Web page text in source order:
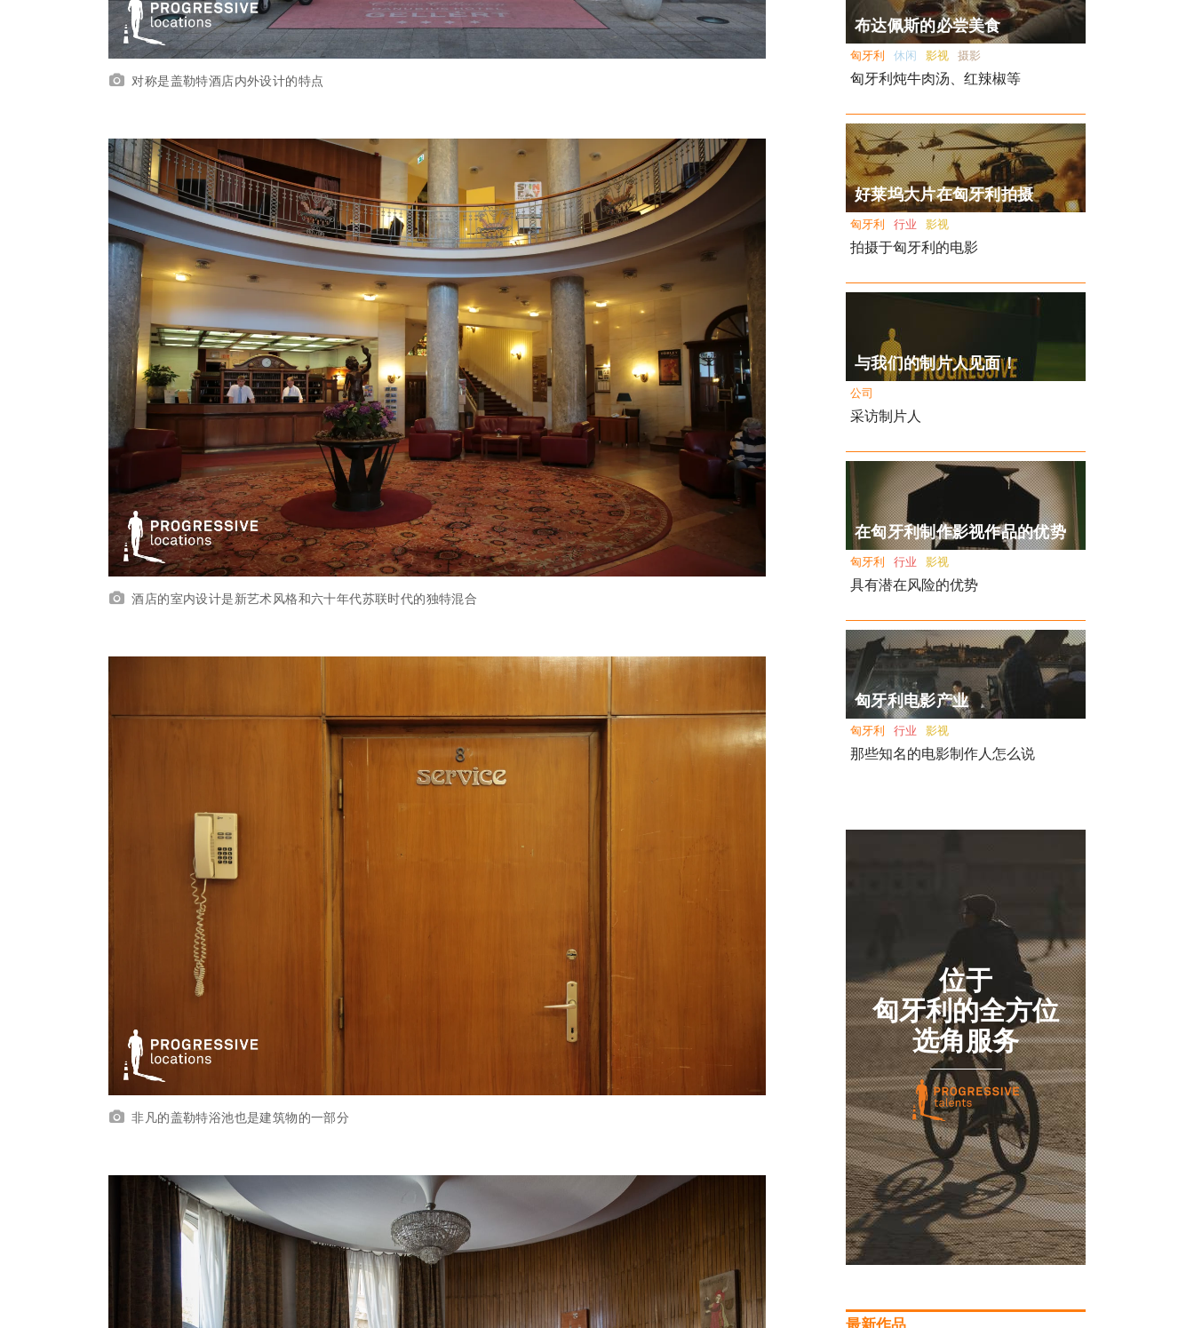
对称是盖勒特酒店内外设计的特点
酒店的室内设计是新艺术风格和六十年代苏联时代的独特混合
非凡的盖勒特浴池也是建筑物的一部分
布达佩斯的必尝美食
匈牙利 休闲 影视 摄影
匈牙利炖牛肉汤、红辣椒等
好莱坞大片在匈牙利拍摄
匈牙利 行业 影视
拍摄于匈牙利的电影
与我们的制片人见面！
公司
采访制片人
在匈牙利制作影视作品的优势
匈牙利 行业 影视
具有潜在风险的优势
匈牙利电影产业
匈牙利 行业 影视
那些知名的电影制作人怎么说
位于
匈牙利的全方位
选角服务